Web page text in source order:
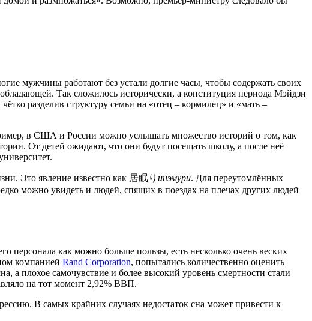
мужчины работают без устали долгие часы, чтобы содержать своих
Так сложилось исторически, а конституция периода Мэйдзи
разделив структуру семьи на «отец – кормилец» и «мать –
в США и России можно услышать множество историй о том, как
От детей ожидают, что они будут посещать школу, а после неё
Это явление известно как 居眠り инэмури. Для переутомлённых
можно увидеть и людей, спящих в поездах на плечах других людей
как можно больше пользы, есть несколько очень веских
компанией Rand Corporation, попытались количественно оценить
а плохое самочувствие и более высокий уровень смертности стали
на тот момент 2,92% ВВП.
В самых крайних случаях недостаток сна может привести к